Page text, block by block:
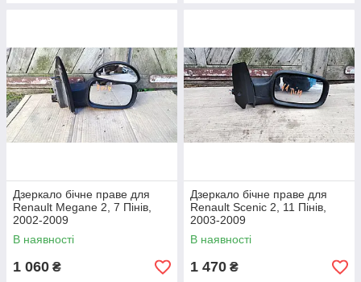
Дзеркало бічне праве для
Renault Megane 2, 7 Пінів,
2002-2009
В наявності
1 060 ₴
Дзеркало бічне праве для
Renault Scenic 2, 11 Пінів,
2003-2009
В наявності
1 470 ₴